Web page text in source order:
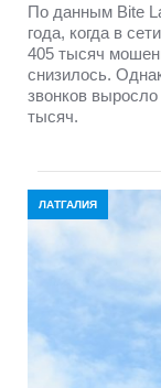
По данным Bite
года, когда в
405 тысяч
снизилось.
звонков
тысяч.
ЛАТГАЛИЯ